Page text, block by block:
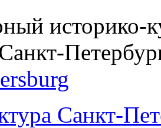
историко-
Санкт-